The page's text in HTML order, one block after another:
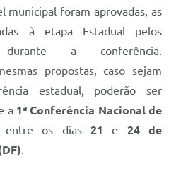
municipal foram aprovadas, as
à etapa Estadual pelos
a conferência.
propostas, caso sejam
estadual, poderão ser
a 1ª Conferência Nacional de
entre os dias21 e 24 de
.